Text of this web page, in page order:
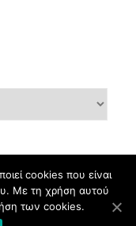
cookies που είναι
Με τη χρήση αυτού
των cookies.